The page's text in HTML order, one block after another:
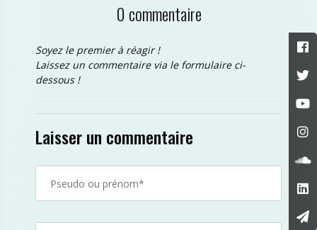
0 commentaire
Soyez le premier à réagir !
Laissez un commentaire via le formulaire ci-
dessous !
Laisser un commentaire